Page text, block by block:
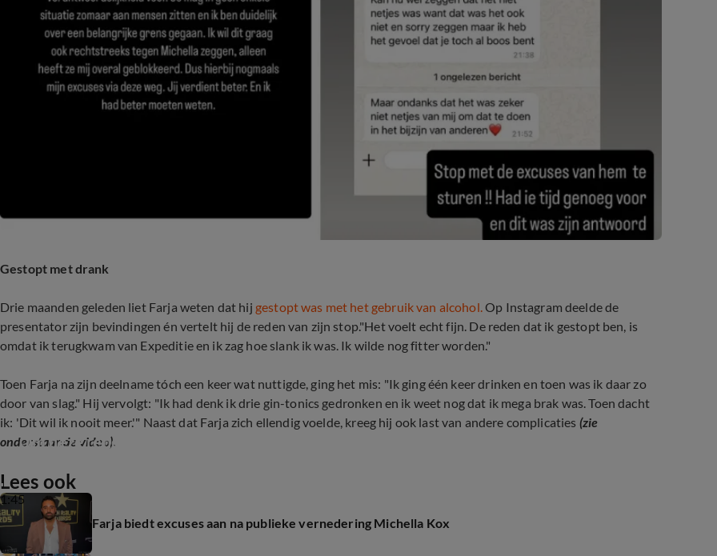
Gestopt met drank
Drie maanden geleden liet Farja weten dat hij gestopt was met het gebruik van alcohol. Op Instagram deelde de
presentator zijn bevindingen én vertelt hij de reden van zijn stop."Het voelt echt fijn. De reden dat ik gestopt ben, is
omdat ik terugkwam van Expeditie en ik zag hoe slank ik was. Ik wilde nog fitter worden."
Toen Farja na zijn deelname tóch een keer wat nuttigde, ging het mis: "Ik ging één keer drinken en toen was ik daar zo
door van slag." Hij vervolgt: "Ik had denk ik drie gin-tonics gedronken en ik weet nog dat ik mega brak was. Toen dacht
ik: 'Dit wil ik nooit meer.'" Naast dat Farja zich ellendig voelde, kreeg hij ook last van andere complicaties (zie
onderstaande video).
1:45
Om déze reden stopte Farja zes maanden geleden zijn alcoholgebruik
Lees ook
Farja biedt excuses aan na publieke vernedering Michella Kox